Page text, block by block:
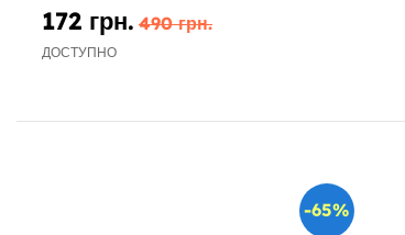
172 грн. 490 грн.
ДОСТУПНО
-65%